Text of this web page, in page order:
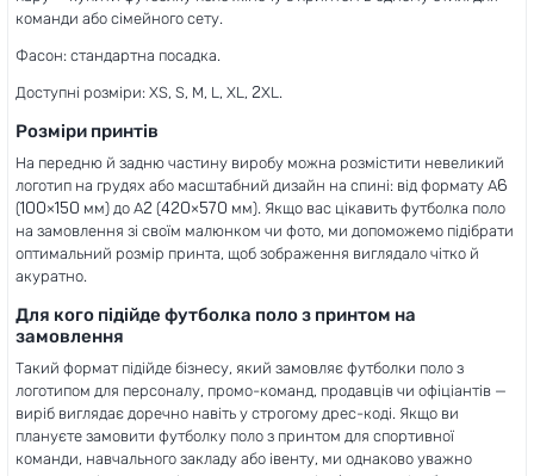
команди або сімейного сету.
Фасон: стандартна посадка.
Доступні розміри: XS, S, M, L, XL, 2XL.
Розміри принтів
На передню й задню частину виробу можна розмістити невеликий
логотип на грудях або масштабний дизайн на спині: від формату A6
(100×150 мм) до A2 (420×570 мм). Якщо вас цікавить футболка поло
на замовлення зі своїм малюнком чи фото, ми допоможемо підібрати
оптимальний розмір принта, щоб зображення виглядало чітко й
акуратно.
Для кого підійде футболка поло з принтом на
замовлення
Такий формат підійде бізнесу, який замовляє футболки поло з
логотипом для персоналу, промо-команд, продавців чи офіціантів —
виріб виглядає доречно навіть у строгому дрес-коді. Якщо ви
плануєте замовити футболку поло з принтом для спортивної
команди, навчального закладу або івенту, ми однаково уважно